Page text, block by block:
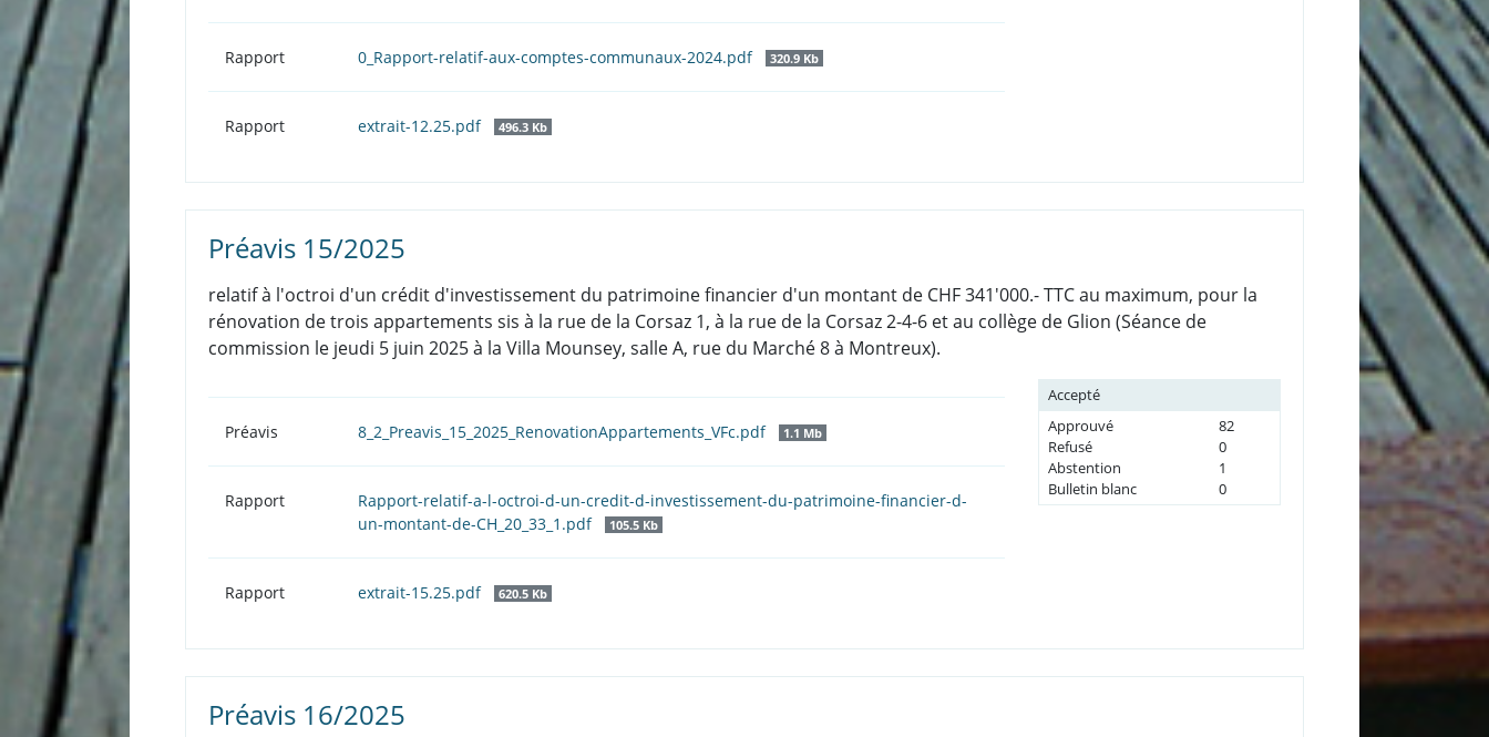
Rapport 0_Rapport-relatif-aux-comptes-communaux-2024.pdf 320.9 Kb
Rapport extrait-12.25.pdf 496.3 Kb
Préavis 15/2025
relatif à l'octroi d'un crédit d'investissement du patrimoine financier d'un montant de CHF 341'000.- TTC au maximum, pour la
rénovation de trois appartements sis à la rue de la Corsaz 1, à la rue de la Corsaz 2-4-6 et au collège de Glion (Séance de
commission le jeudi 5 juin 2025 à la Villa Mounsey, salle A, rue du Marché 8 à Montreux).
Préavis 8_2_Preavis_15_2025_RenovationAppartements_VFc.pdf 1.1 Mb
Rapport
Rapport-relatif-a-l-octroi-d-un-credit-d-investissement-du-patrimoine-financier-d-
un-montant-de-CH_20_33_1.pdf
105.5 Kb
Rapport extrait-15.25.pdf 620.5 Kb
Accepté
Approuvé
82
Refusé
0
Abstention
1
Bulletin blanc
0
Préavis 16/2025